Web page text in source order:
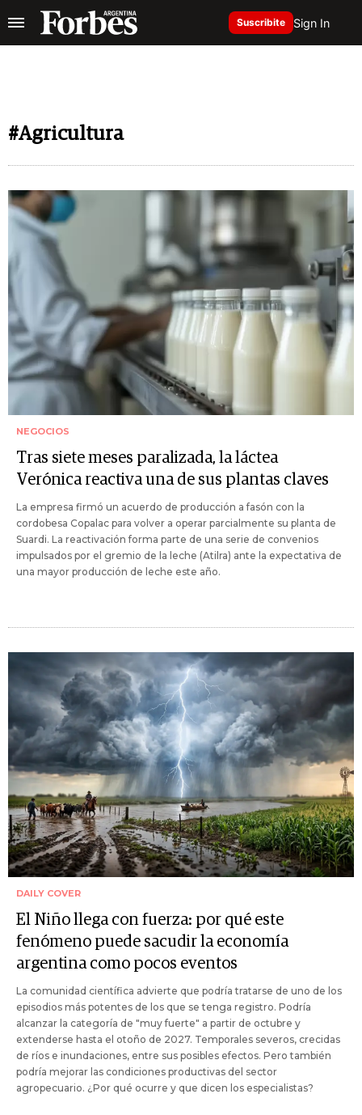
Suscribite Sign In
#Agricultura
NEGOCIOS
Tras siete meses paralizada, la láctea
Verónica reactiva una de sus plantas claves
La empresa firmó un acuerdo de producción a fasón con la
cordobesa Copalac para volver a operar parcialmente su planta de
Suardi. La reactivación forma parte de una serie de convenios
impulsados por el gremio de la leche (Atilra) ante la expectativa de
una mayor producción de leche este año.
DAILY COVER
El Niño llega con fuerza: por qué este
fenómeno puede sacudir la economía
argentina como pocos eventos
La comunidad científica advierte que podría tratarse de uno de los
episodios más potentes de los que se tenga registro. Podría
alcanzar la categoría de "muy fuerte" a partir de octubre y
extenderse hasta el otoño de 2027. Temporales severos, crecidas
de ríos e inundaciones, entre sus posibles efectos. Pero también
podría mejorar las condiciones productivas del sector
agropecuario. ¿Por qué ocurre y que dicen los especialistas?